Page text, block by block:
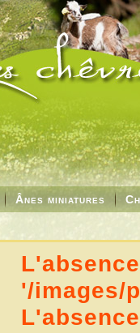
Ânes miniatures
'/images/